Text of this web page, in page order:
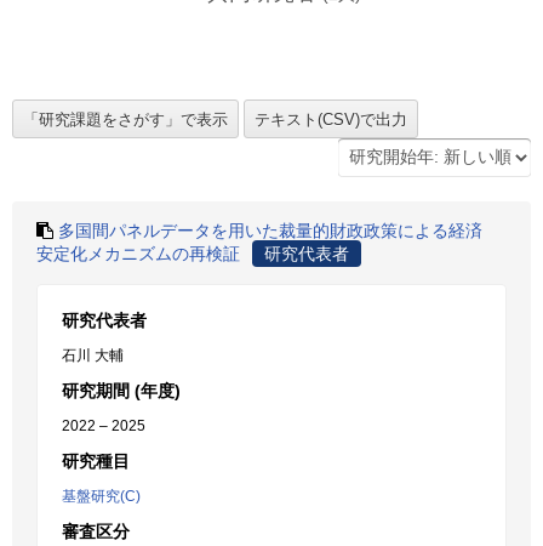
多国間パネルデータを用いた裁量的財政政策による経済
安定化メカニズムの再検証
研究代表者
研究代表者
石川 大輔
研究期間 (年度)
2022 – 2025
研究種目
基盤研究(C)
審査区分